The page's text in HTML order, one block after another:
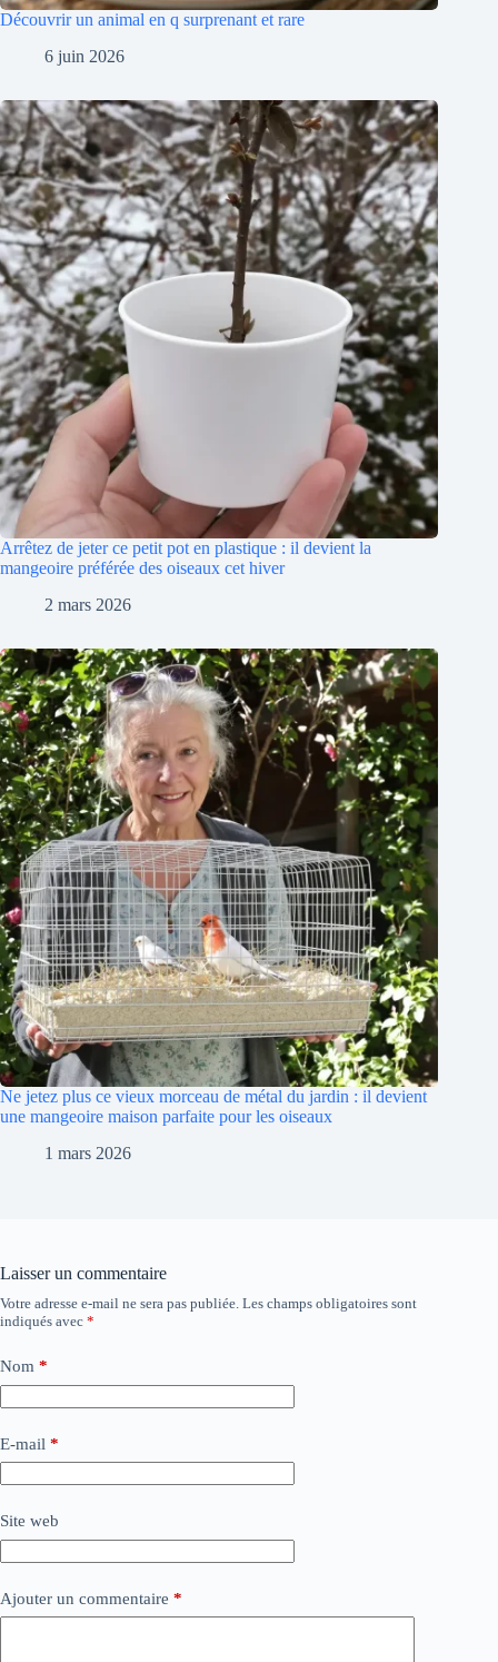
Découvrir un animal en q surprenant et rare
6 juin 2026
Arrêtez de jeter ce petit pot en plastique : il devient la
mangeoire préférée des oiseaux cet hiver
2 mars 2026
Ne jetez plus ce vieux morceau de métal du jardin : il devient
une mangeoire maison parfaite pour les oiseaux
1 mars 2026
Laisser un commentaire
Votre adresse e-mail ne sera pas publiée. Les champs obligatoires sont
indiqués avec *
Nom *
E-mail *
Site web
Ajouter un commentaire *